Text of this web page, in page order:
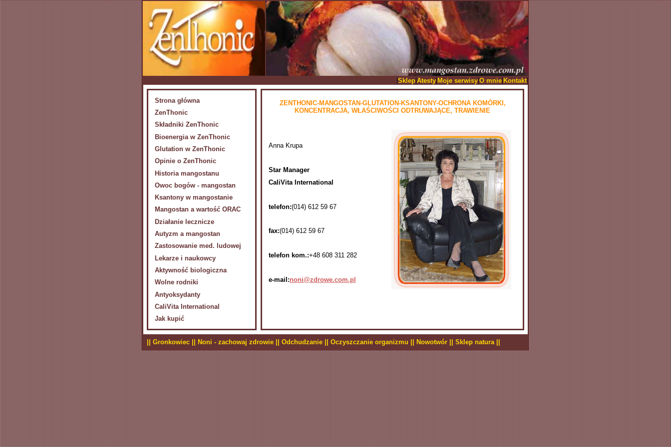
|Sklep|Atesty| Moje serwisy|O mnie| Kontakt|
Strona główna
ZenThonic
Składniki ZenThonic
Bioenergia w ZenThonic
Glutation w ZenThonic
Opinie o ZenThonic
Historia mangostanu
Owoc bogów - mangostan
Ksantony w mangostanie
Mangostan a wartość ORAC
Działanie lecznicze
Autyzm a mangostan
Zastosowanie med. ludowej
Lekarze i naukowcy
Aktywność biologiczna
Wolne rodniki
Antyoksydanty
CaliVita International
Jak kupić
ZENTHONIC-MANGOSTAN-GLUTATION-KSANTONY-OCHRONA KOMÓRKI,
KONCENTRACJA, WŁAŚCIWOŚCI ODTRUWAJĄCE, TRAWIENIE
Anna Krupa
Star Manager
CaliVita International
telefon:(014) 612 59 67
fax:(014) 612 59 67
telefon kom.:+48 608 311 282
e-mail:noni@zdrowe.com.pl
|| Gronkowiec | | Noni - zachowaj zdrowie | | Odchudzanie | | Oczyszczanie organizmu | | Nowotwór | | Sklep natura ||